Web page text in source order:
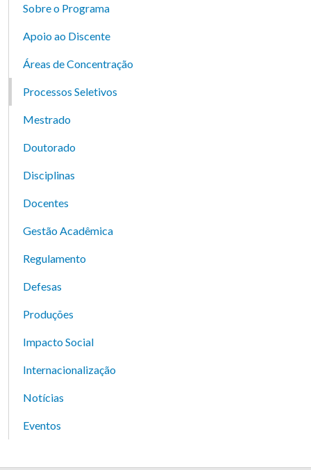
Sobre o Programa
Apoio ao Discente
Áreas de Concentração
Processos Seletivos
Mestrado
Doutorado
Disciplinas
Docentes
Gestão Acadêmica
Regulamento
Defesas
Produções
Impacto Social
Internacionalização
Notícias
Eventos